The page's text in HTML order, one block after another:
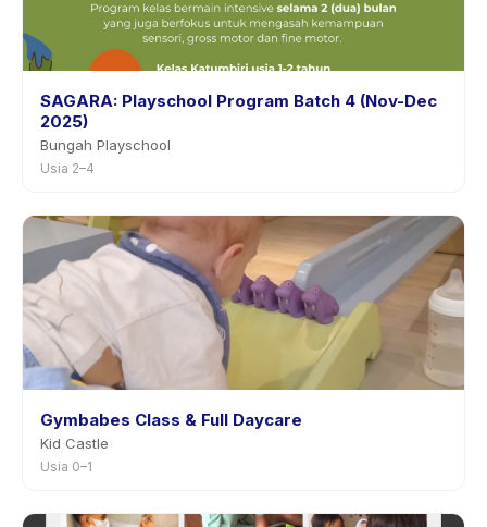
SAGARA: Playschool Program Batch 4 (Nov-Dec
2025)
Bungah Playschool
Usia 2–4
Gymbabes Class & Full Daycare
Kid Castle
Usia 0–1